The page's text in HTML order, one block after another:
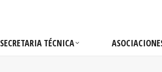
SECRETARIA TÉCNICA